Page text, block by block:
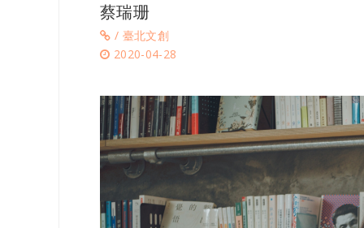
蔡瑞珊
/ 臺北文創
2020-04-28